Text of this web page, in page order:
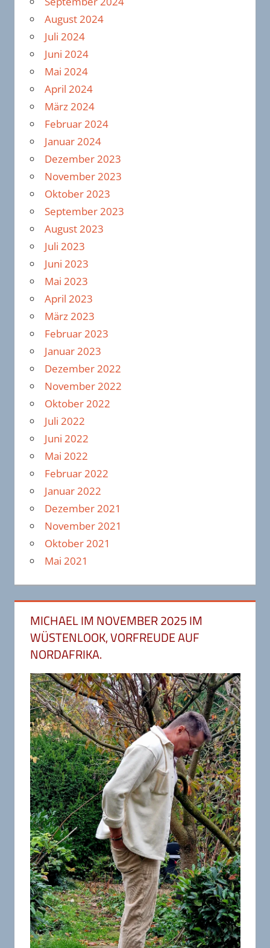
August 2024
Juli 2024
Juni 2024
Mai 2024
April 2024
März 2024
Februar 2024
Januar 2024
Dezember 2023
November 2023
Oktober 2023
September 2023
August 2023
Juli 2023
Juni 2023
Mai 2023
April 2023
März 2023
Februar 2023
Januar 2023
Dezember 2022
November 2022
Oktober 2022
Juli 2022
Juni 2022
Mai 2022
Februar 2022
Januar 2022
Dezember 2021
November 2021
Oktober 2021
Mai 2021
MICHAEL IM NOVEMBER 2025 IM
WÜSTENLOOK, VORFREUDE AUF
NORDAFRIKA.